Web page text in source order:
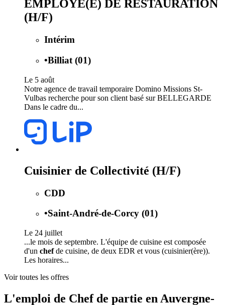
EMPLOYE(E) DE RESTAURATION
(H/F)
Intérim
•Billiat (01)
Le 5 août
Notre agence de travail temporaire Domino Missions St-
Vulbas recherche pour son client basé sur BELLEGARDE
Dans le cadre du...
Cuisinier de Collectivité (H/F)
CDD
•Saint-André-de-Corcy (01)
Le 24 juillet
...le mois de septembre. L'équipe de cuisine est composée
d'un chefde cuisine, de deux EDR et vous (cuisinier(ère)).
Les horaires...
Voir toutes les offres
L'emploi de Chef de partie en Auvergne-